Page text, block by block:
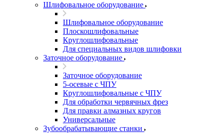
Шлифовальное оборудование
Шлифовальное оборудование
Плоскошлифовальные
Круглошлифовальные
Для специальных видов шлифовки
Заточное оборудование
Заточное оборудование
5-осевые с ЧПУ
Круглошлифовальные с ЧПУ
Для обработки червячных фрез
Для правки алмазных кругов
Универсальные
Зубообрабатывающие станки